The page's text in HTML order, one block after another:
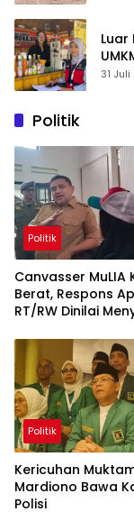
Luar
Hari
31
Politik
Politik
Canvasser MuLIA
Berat, Respons
RT/RW Dinilai
Politik
Kericuhan
Mardiono Bawa
Polisi